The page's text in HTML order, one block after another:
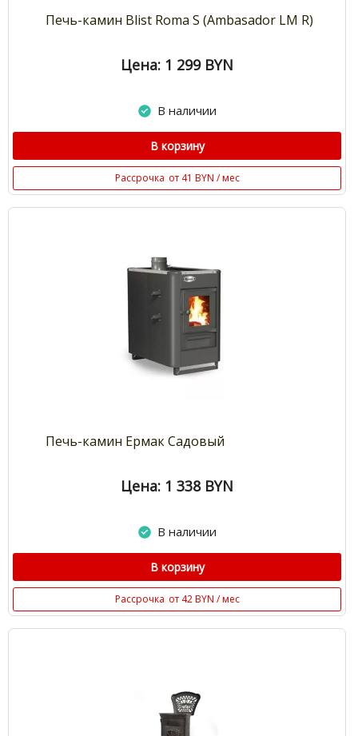
Печь-камин Blist Roma S (Ambasador LM R)
Цена: 1 299 BYN
В наличии
В корзину
Рассрочка от 41 BYN / мес
Печь-камин Ермак Садовый
Цена: 1 338 BYN
В наличии
В корзину
Рассрочка от 42 BYN / мес